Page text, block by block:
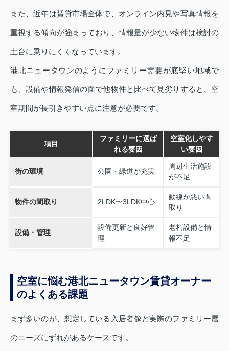
また、近年は賃貸市場全体で、オンライン内見や写真情報を
重視する傾向が強まっており、情報量が少ない物件は検討の
土台に乗りにくくなっています。
港北ニュータウンのようにファミリー需要が底堅い地域で
も、設備や情報発信の面で他物件と比べて見劣りすると、空
室期間が長引きやすい点に注意が必要です。
項目
ファミリーに選ば
れる要因
空室化しやす
い要因
街の環境 公園・緑道が充実
周辺生活施設
が不足
物件の間取り 2LDK〜3LDK中心
動線が悪い間
取り
設備・管理
設備更新と良好管
理
老朽設備と情
報不足
空室に悩む港北ニュータウン賃貸オーナー
のよくある課題
まず多いのが、想定している入居者像と実際のファミリー層
のニーズにずれがあるケースです。